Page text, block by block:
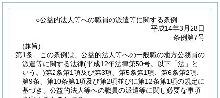
○公益的法人等への職員の派遣等に関する条例
平成14年3月28日
条例第7号
(趣旨)
第1条
この条例は、公益的法人等への一般職の地方公務員の
派遣等に関する法律(平成12年法律第50号。以下「法」と
いう。)第2条第1項及び第3項、第5条第1項、第6条第2項、
第9条、第10条第1項及び第2項並びに第12条第1項の規定に
基づき、公益的法人等への職員の派遣等に関し必要な事項